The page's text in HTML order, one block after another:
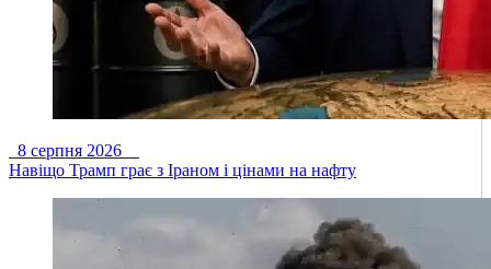
8 серпня 2026
Навіщо Трамп грає з Іраном і цінами на нафту